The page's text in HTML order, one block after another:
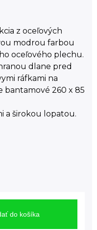
z oceľových
modrou farbou
oceľového plechu.
dlane pred
ráfkami na
bantamové 260 x 85
a širokou lopatou.
do košíka